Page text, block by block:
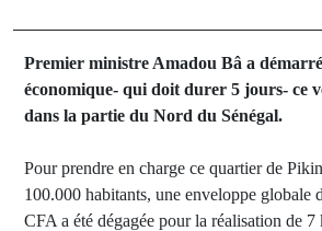
Premier ministre Amadou Bâ a
économique- qui doit durer 5 jours- ce
dans la partie du Nord du Sénégal.
Pour prendre en charge ce quartier de
100.000 habitants, une enveloppe globale
CFA a été dégagée pour la réalisation de 7